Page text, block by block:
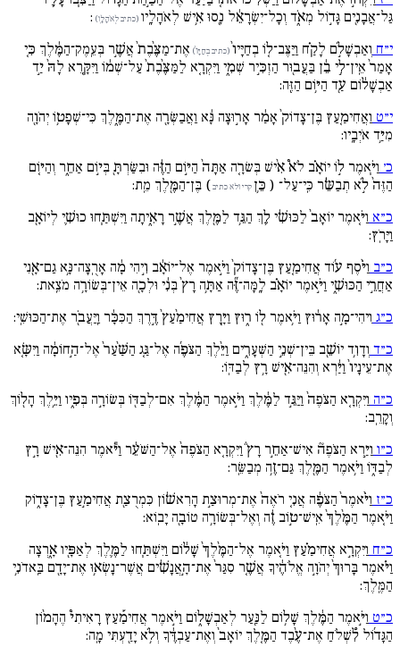
גַּל־אֲבָנִ֖ים גָּד֣וֹל מְאֹ֑ד וְכָל־יִשְׂרָאֵ֔ל נָ֖סוּ אִ֥ישׁ לְאֹהָלָֽיו (כתיב לְאֹהָלָֽו) :
י״ח וְאַבְשָׁלֹ֣ם לָקַ֗ח וַיַּצֶּב־ל֚וֹ בְחַיָּיו֙ (כתיב בְחַיָּו֙) אֶת־מַצֶּ֙בֶת֙ אֲשֶׁ֣ר בְּעֵֽמֶק־הַמֶּ֔לֶךְ כִּ֚י
אָמַר֙ אֵֽין־לִ֣י בֵ֔ן בַּעֲב֖וּר הַזְכִּ֣יר שְׁמִ֑י וַיִּקְרָ֚א לַמַּצֶּ֙בֶת֙ עַל־שְׁמ֔וֹ וַיִּקָּ֚רֵא לָהּ֙ יַ֣ד
אַבְשָׁל֔וֹם עַ֖ד הַיּ֥וֹם הַזֶּֽה:
י״ט וַאֲחִימַ֚עַץ בֶּן־צָדוֹק֙ אָמַ֔ר אָר֣וּצָה נָּ֔א וַאֲבַשְּׂרָ֖ה אֶת־הַמֶּ֑לֶךְ כִּי־שְׁפָט֥וֹ יְהֹוָ֖ה
מִיַּ֥ד אֹיְבָֽיו:
כ׳ וַיֹּ֧אמֶר ל֣וֹ יוֹאָ֗ב לֹא֩ אִ֨ישׁ בְּשׂרָ֚ה אַתָּה֙ הַיּ֣וֹם הַזֶּ֔ה וּבִשַּׂרְתָּ֖ בְּי֣וֹם אַחֵ֑ר וְהַיּ֚וֹם
הַזֶּה֙ לֹ֣א תְבַשֵּׂ֔ר כִּֽי־עַל־ ( כֵּ֥ן קרי ולא כתיב) בֶּן־הַמֶּ֖לֶךְ מֵֽת:
כ״א וַיֹּ֚אמֶר יוֹאָב֙ לַכּוּשִׁ֔י לֵ֛ךְ הַגֵּ֥ד לַמֶּ֖לֶךְ אֲשֶׁ֣ר רָאִ֑יתָה וַיִּשְׁתַּ֧חוּ כוּשִׁ֛י לְיוֹאָ֖ב
וַיָּרֹֽץ:
כ״ב וַיֹּ֨סֶף ע֜וֹד אֲחִימַ֚עַץ בֶּן־צָדוֹק֙ וַיֹּ֣אמֶר אֶל־יוֹאָ֔ב וִ֣יהִי מָ֔ה אָרֻֽצָה־נָּ֥א גַם־אָ֖נִי
אַחֲרֵ֣י הַכּוּשִׁ֑י וַיֹּ֣אמֶר יוֹאָ֗ב לָֽמָּה־זֶּ֞ה אַתָּ֥ה רָץ֙ בְּנִ֔י וּלְכָ֖ה אֵין־בְּשׂוֹרָ֥ה מֹצֵֽאת:
כ״ג וִיהִי־מָ֣ה אָר֔וּץ וַיֹּ֥אמֶר ל֖וֹ ר֑וּץ וַיָּ֚רָץ אֲחִימַ֙עַץ֙ דֶּ֣רֶךְ הַכִּכָּ֔ר וַֽיַּעֲבֹ֖ר אֶת־הַכּוּשִֽׁי:
כ״ד וְדָוִ֥ד יוֹשֵׁ֖ב בֵּין־שְׁנֵ֣י הַשְּׁעָרִ֑ים וַיֵּ֨לֶךְ הַצֹּפֶ֜ה אֶל־גַּ֚ג הַשַּׁ֙עַר֙ אֶל־הַ֣חוֹמָ֔ה וַיִּשָּׂ֚א
אֶת־עֵינָיו֙ וַיַּ֔רְא וְהִנֵּה־אִ֖ישׁ רָ֥ץ לְבַדּֽוֹ:
כ״ה וַיִּקְרָ֚א הַצֹּפֶה֙ וַיַּגֵּ֣ד לַמֶּ֔לֶךְ וַיֹּ֣אמֶר הַמֶּ֔לֶךְ אִם־לְבַדּ֖וֹ בְּשׂוֹרָ֣ה בְּפִ֑יו וַיֵּ֥לֶךְ הָל֖וֹךְ
וְקָרֵֽב:
כ״ו וַיַּ֣רְא הַצֹּפֶה֘ אִישׁ־אַחֵ֣ר רָץ֒ וַיִּקְרָ֚א הַצֹּפֶה֙ אֶל־הַשֹּׁעֵ֔ר וַיֹּ֕אמֶר הִנֵּה־אִ֖ישׁ רָ֣ץ
לְבַדּ֑וֹ וַיֹּ֥אמֶר הַמֶּ֖לֶךְ גַּם־זֶ֥ה מְבַשֵּֽׂר:
כ״ז וַיֹּ֙אמֶר֙ הַצֹּפֶ֔ה אֲנִ֚י רֹאֶה֙ אֶת־מְרוּצַ֣ת הָרִאשׁ֔וֹן כִּמְרֻצַ֖ת אֲחִימַ֣עַץ בֶּן־צָד֑וֹק
וַיֹּ֚אמֶר הַמֶּ֙לֶךְ֙ אִֽישׁ־ט֣וֹב זֶ֔ה וְאֶל־בְּשׂוֹרָ֥ה טוֹבָ֖ה יָבֽוֹא:
כ״ח וַיִּקְרָ֣א אֲחִימַ֗עַץ וַיֹּ֚אמֶר אֶל־הַמֶּ֙לֶךְ֙ שָׁל֔וֹם וַיִּשְׁתַּ֧חוּ לַמֶּ֛לֶךְ לְאַפָּ֖יו אָ֑רְצָה
וַיֹּ֗אמֶר בָּרוּךְ֙ יְהֹוָ֣ה אֱלֹהֶ֔יךָ אֲשֶׁ֚ר סִגַּר֙ אֶת־הָ֣אֲנָשִׁ֔ים אֲשֶׁר־נָשְׂא֥וּ אֶת־יָדָ֖ם בַּֽאדֹנִ֥י
הַמֶּֽלֶךְ:
כ״ט וַיֹּ֣אמֶר הַמֶּ֔לֶךְ שָׁל֥וֹם לַנַּ֖עַר לְאַבְשָׁל֑וֹם וַיֹּ֣אמֶר אֲחִימַ֡עַץ רָאִיתִי֩ הֶהָמ֨וֹן
הַגָּד֜וֹל לִ֠שְׁלֹחַ אֶת־עֶ֨בֶד הַמֶּ֚לֶךְ יוֹאָב֙ וְאֶת־עַבְדֶּ֔ךָ וְלֹ֥א יָדַ֖עְתִּי מָֽה: